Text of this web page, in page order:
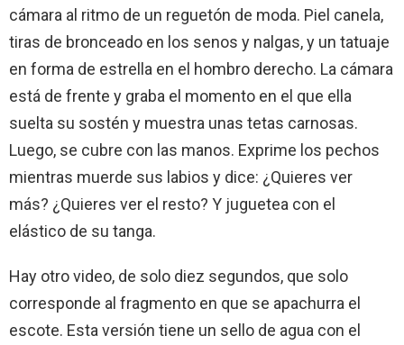
cámara al ritmo de un reguetón de moda. Piel canela,
tiras de bronceado en los senos y nalgas, y un tatuaje
en forma de estrella en el hombro derecho. La cámara
está de frente y graba el momento en el que ella
suelta su sostén y muestra unas tetas carnosas.
Luego, se cubre con las manos. Exprime los pechos
mientras muerde sus labios y dice: ¿Quieres ver
más? ¿Quieres ver el resto? Y juguetea con el
elástico de su tanga.
Hay otro video, de solo diez segundos, que solo
corresponde al fragmento en que se apachurra el
escote. Esta versión tiene un sello de agua con el